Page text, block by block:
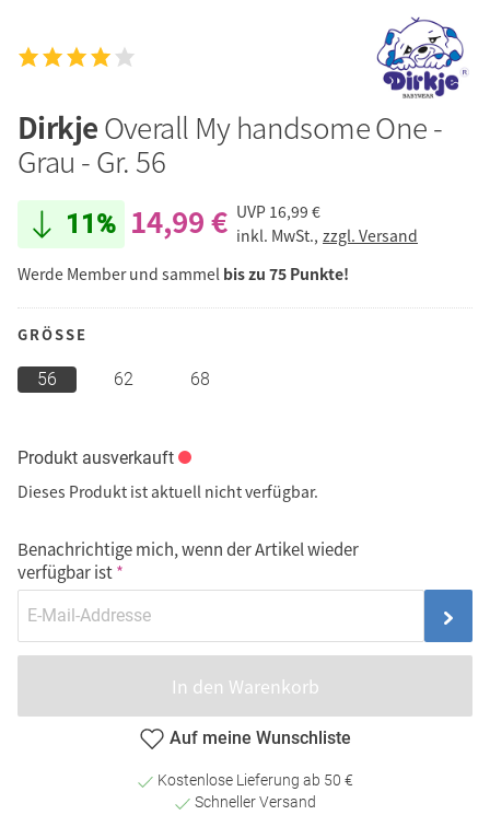
DirkjeOverall My handsome One -
Grau - Gr. 56
11% 14,99 € UVP 16,99 €
inkl. MwSt., zzgl. Versand
Werde Member und sammel bis zu 75 Punkte!
GRÖSSE
56 62 68
Produkt ausverkauft
Dieses Produkt ist aktuell nicht verfügbar.
Benachrichtige mich, wenn der Artikel wieder
verfügbar ist
In den Warenkorb
Auf meine Wunschliste
Kostenlose Lieferung ab 50 €
Schneller Versand